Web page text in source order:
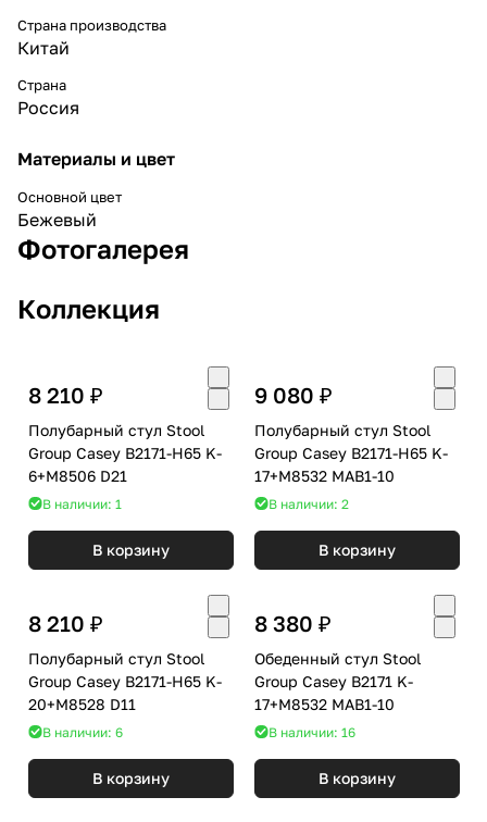
Страна производства
Китай
Страна
Россия
Материалы и цвет
Основной цвет
Бежевый
Фотогалерея
Коллекция
8 210 ₽
Полубарный стул Stool
Group Casey B2171-H65 K-
6+M8506 D21
В наличии: 1
В корзину
9 080 ₽
Полубарный стул Stool
Group Casey B2171-H65 K-
17+M8532 MAB1-10
В наличии: 2
В корзину
8 210 ₽
Полубарный стул Stool
Group Casey B2171-H65 K-
20+M8528 D11
В наличии: 6
В корзину
8 380 ₽
Обеденный стул Stool
Group Casey B2171 K-
17+M8532 MAB1-10
В наличии: 16
В корзину